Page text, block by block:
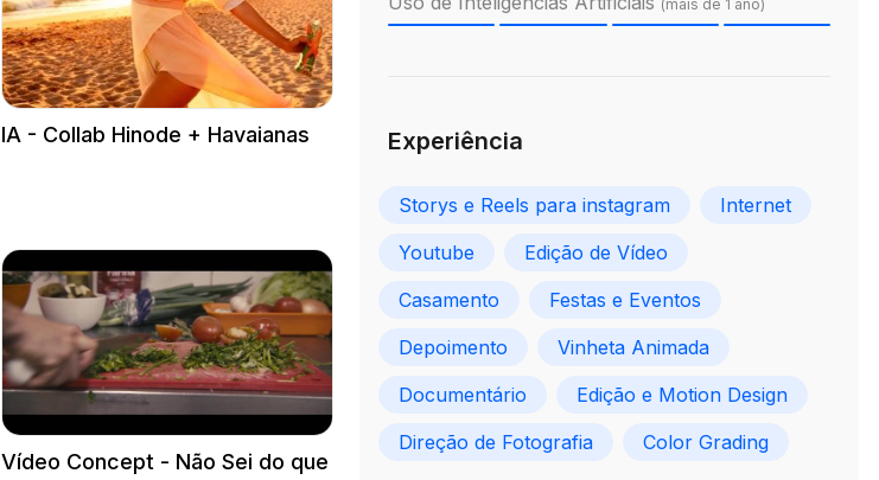
IA - Collab Hinode + Havaianas
Vídeo Concept - Não Sei do que
(mais de 1 ano)
Experiência
Storys e Reels para instagram
Internet
Youtube
Edição de Vídeo
Casamento
Festas e Eventos
Depoimento
Vinheta Animada
Documentário
Edição e Motion Design
Direção de Fotografia
Color Grading